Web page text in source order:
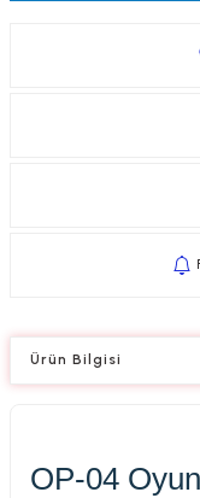
Ürün Bilgisi
OP-04